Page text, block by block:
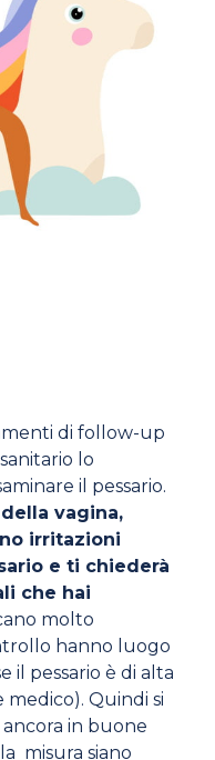
di follow-up
lo
il pessario.
vagina,
irritazioni
e ti chiederà
che hai
molto
hanno luogo
il pessario è di alta
medico). Quindi si
ancora in buone
misura siano